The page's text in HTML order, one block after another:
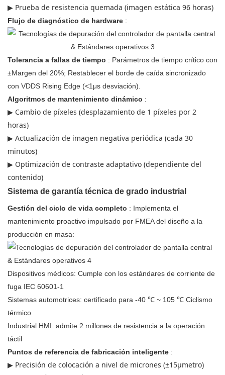
▶ Prueba de resistencia quemada (imagen estática 96 horas)
Flujo de diagnóstico de hardware :
Tolerancia a fallas de tiempo : Parámetros de tiempo crítico con
±Margen del 20%; Restablecer el borde de caída sincronizado
con VDDS Rising Edge (<1μs desviación).
Algoritmos de mantenimiento dinámico :
▶ Cambio de píxeles (desplazamiento de 1 píxeles por 2
horas)
▶ Actualización de imagen negativa periódica (cada 30
minutos)
▶ Optimización de contraste adaptativo (dependiente del
contenido)
Sistema de garantía técnica de grado industrial
Gestión del ciclo de vida completo : Implementa el
mantenimiento proactivo impulsado por FMEA del diseño a la
producción en masa:
Dispositivos médicos: Cumple con los estándares de corriente de
fuga IEC 60601-1
Sistemas automotrices: certificado para -40 ℃ ~ 105 ℃ Ciclismo
térmico
Industrial HMI: admite 2 millones de resistencia a la operación
táctil
Puntos de referencia de fabricación inteligente :
▶ Precisión de colocación a nivel de micrones (±15μmetro)